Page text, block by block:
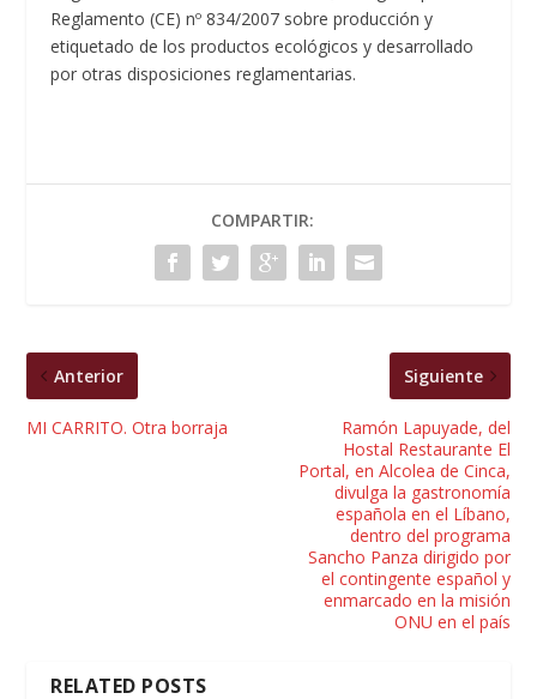
Reglamento (CE) nº 834/2007 sobre producción y
etiquetado de los productos ecológicos y desarrollado
por otras disposiciones reglamentarias.
COMPARTIR:
Anterior
MI CARRITO. Otra borraja
Siguiente
Ramón Lapuyade, del
Hostal Restaurante El
Portal, en Alcolea de Cinca,
divulga la gastronomía
española en el Líbano,
dentro del programa
Sancho Panza dirigido por
el contingente español y
enmarcado en la misión
ONU en el país
RELATED POSTS